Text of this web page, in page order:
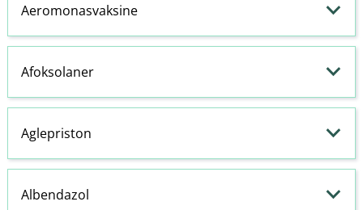
Aeromonasvaksine
Afoksolaner
Aglepriston
Albendazol